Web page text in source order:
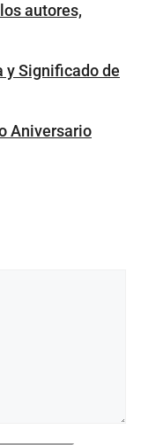
autores,
y Significado de
Aniversario